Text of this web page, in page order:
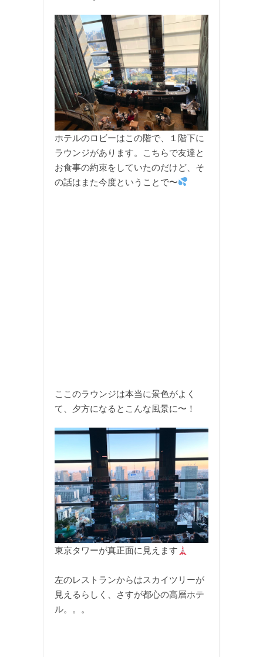
ホテルのロビーはこの階で、１階下に
ラウンジがあります。こちらで友達と
お食事の約束をしていたのだけど、そ
の話はまた今度ということで〜
ここのラウンジは本当に景色がよく
て、夕方になるとこんな風景に〜！
東京タワーが真正面に見えます
左のレストランからはスカイツリーが
見えるらしく、さすが都心の高層ホテ
ル。。。